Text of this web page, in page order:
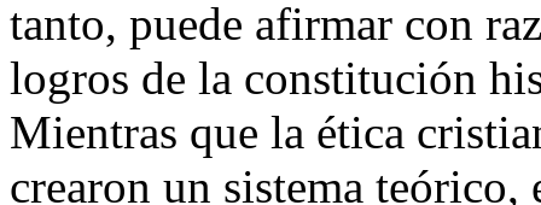
tanto, puede afirmar con
logros de la constitución
Mientras que la ética
crearon un sistema